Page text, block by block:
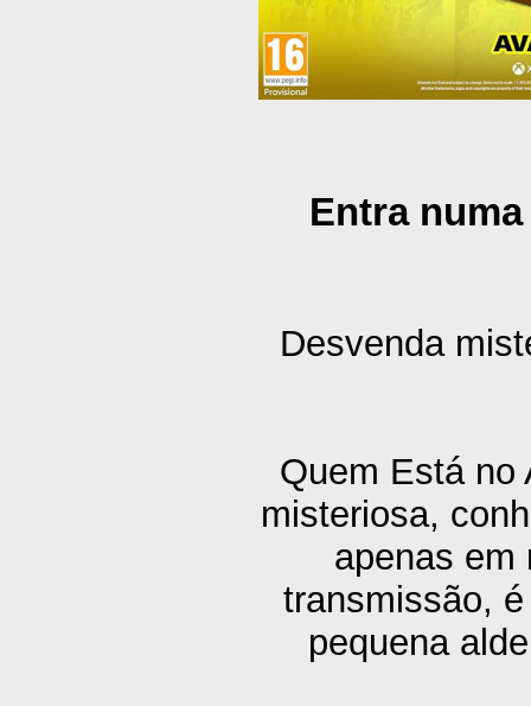
Entra
Desvenda
Quem Está no
misteriosa,
apenas em
transmissão,
pequena